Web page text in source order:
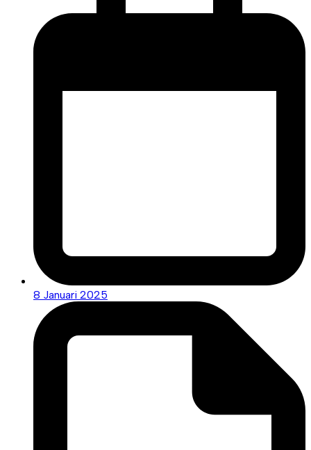
8 Januari 2025